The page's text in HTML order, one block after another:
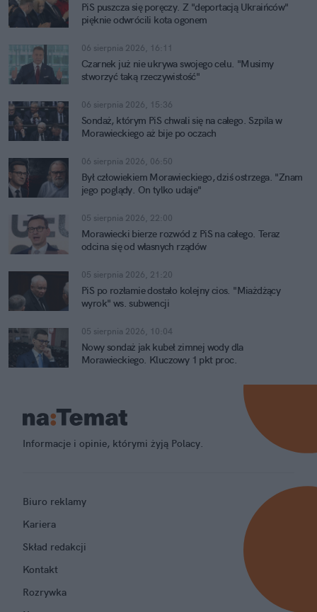
PiS puszcza się poręczy. Z "deportacją Ukraińców"
pięknie odwrócili kota ogonem
06 sierpnia 2026, 16:11
Czarnek już nie ukrywa swojego celu. "Musimy
stworzyć taką rzeczywistość"
06 sierpnia 2026, 15:36
Sondaż, którym PiS chwali się na całego. Szpila w
Morawieckiego aż bije po oczach
06 sierpnia 2026, 06:50
Był człowiekiem Morawieckiego, dziś ostrzega. "Znam
jego poglądy. On tylko udaje"
05 sierpnia 2026, 22:00
Morawiecki bierze rozwód z PiS na całego. Teraz
odcina się od własnych rządów
05 sierpnia 2026, 21:20
PiS po rozłamie dostało kolejny cios. "Miażdżący
wyrok" ws. subwencji
05 sierpnia 2026, 10:04
Nowy sondaż jak kubeł zimnej wody dla
Morawieckiego. Kluczowy 1 pkt proc.
Informacje i opinie, którymi żyją Polacy.
Biuro reklamy
Kariera
Skład redakcji
Kontakt
Rozrywka